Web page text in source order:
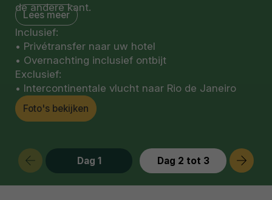
Dag 1 Dag 2 tot 3
de andere kant.
Bij aankomst wordt u naar uw boutique hotel
gebracht gelegen in de charmante en
Boheemse wijk Santa Teresa. De wijk ligt op een
heuvel en biedt een prachtig uitzicht over de
stad. Het staat bekend om zijn koloniale
architectuur, geplaveide straatjes en vele
gezellige bars en goede restaurants met
interessante graffiti aan de muren.
Lees meer
Inclusief:
• Privétransfer naar uw hotel
• Overnachting inclusief ontbijt
Exclusief:
• Intercontinentale vlucht naar Rio de Janeiro
Foto's bekijken